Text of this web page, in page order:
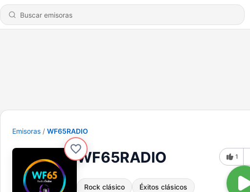
Emisoras WF65RADIO
WF65RADIO
Rock clásico Éxitos clásicos
1